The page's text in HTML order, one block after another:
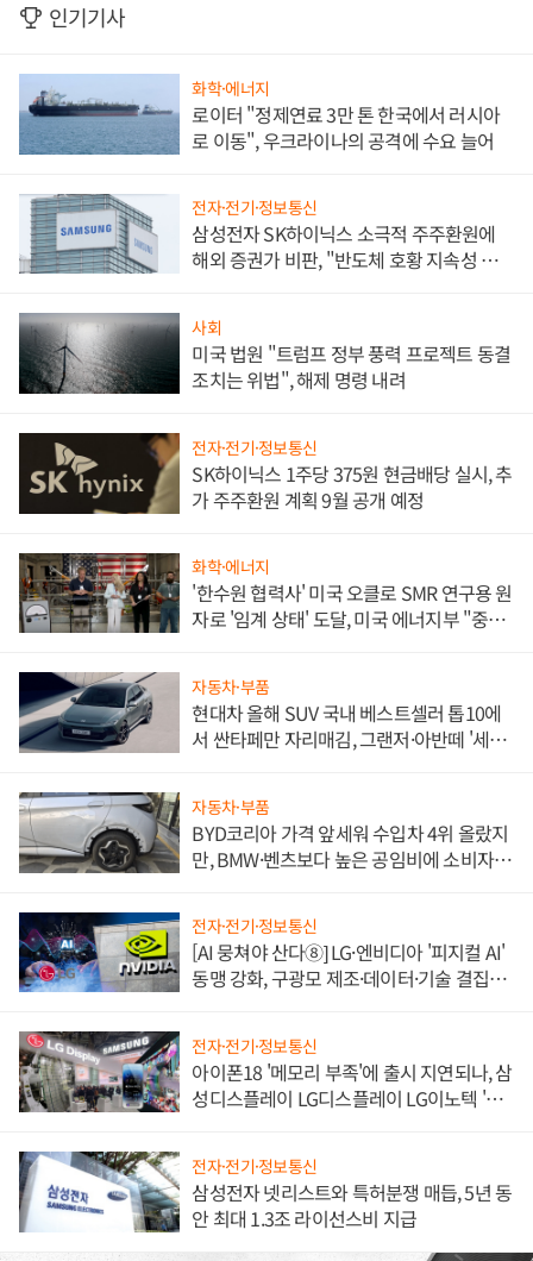
인기기사
화학·에너지
로이터 "정제연료 3만 톤 한국에서 러시아
로 이동", 우크라이나의 공격에 수요 늘어
전자·전기·정보통신
삼성전자 SK하이닉스 소극적 주주환원에
해외 증권가 비판, "반도체 호황 지속성 의
사회
미국 법원 "트럼프 정부 풍력 프로젝트 동결
조치는 위법", 해제 명령 내려
전자·전기·정보통신
SK하이닉스 1주당 375원 현금배당 실시, 추
가 주주환원 계획 9월 공개 예정
화학·에너지
'한수원 협력사' 미국 오클로 SMR 연구용 원
자로 '임계 상태' 도달, 미국 에너지부 "중요
자동차·부품
현대차 올해 SUV 국내 베스트셀러 톱10에
서 싼타페만 자리매김, 그랜저·아반떼 '세단
자동차·부품
BYD코리아 가격 앞세워 수입차 4위 올랐지
만, BMW·벤츠보다 높은 공임비에 소비자
전자·전기·정보통신
[AI 뭉쳐야 산다⑧] LG·엔비디아 '피지컬 AI'
동맹 강화, 구광모 제조·데이터·기술 결집
전자·전기·정보통신
아이폰18 '메모리 부족'에 출시 지연되나, 삼
성디스플레이 LG디스플레이 LG이노텍 '탈
전자·전기·정보통신
삼성전자 넷리스트와 특허분쟁 매듭, 5년 동
안 최대 1.3조 라이선스비 지급